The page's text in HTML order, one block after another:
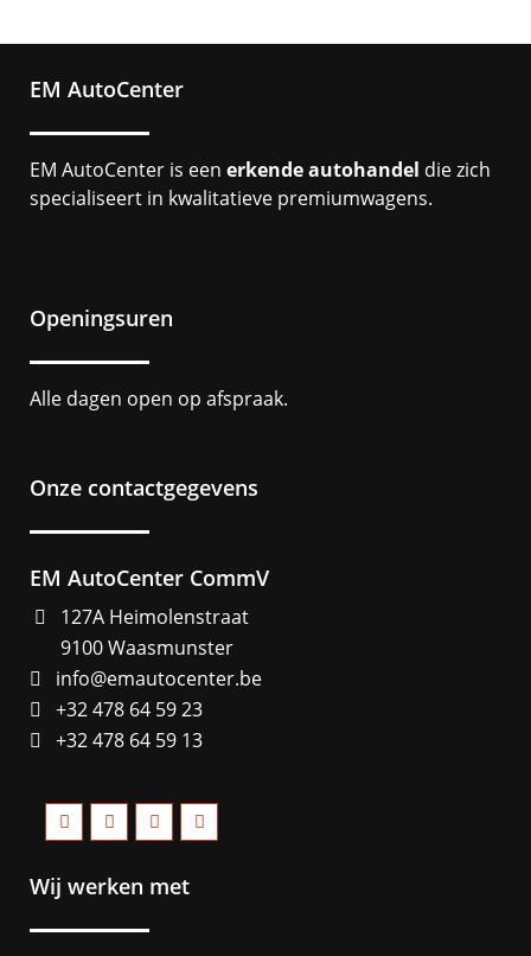
EM AutoCenter
EM AutoCenter is een erkende autohandel die zich
specialiseert in kwalitatieve premiumwagens.
Openingsuren
Alle dagen open op afspraak.
Onze contactgegevens
EM AutoCenter CommV
127A Heimolenstraat
9100 Waasmunster
info@emautocenter.be
+32 478 64 59 23
+32 478 64 59 13
Wij werken met